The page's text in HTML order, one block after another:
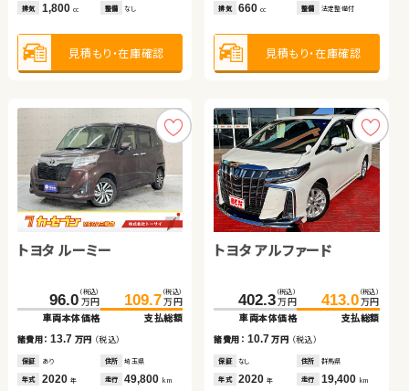
排気 1,800 cc 整備 なし
見積もり・在庫確認
排気 660cc 整備 法定整備付
見積もり・在庫確認
トヨタ ルーミー
96.0 （税込）
万円
車両本体価格
109.7 （税込）
万円
支払総額
諸費用：13.7 万円 （税込）
保証 あり 住所 埼玉県
年式 2020 年 走行 49,800 km
トヨタ アルファード
402.3 （税込）
万円
車両本体価格
413.0 （税込）
万円
支払総額
諸費用： 10.7万円 （税込）
保証 なし 住所 群馬県
年式 2020年 走行 19,400 km
排気 2,500 cc 整備 なし
見積もり・在庫確認
排気 660cc 整備 法定整備付
見積もり・在庫確認
ダイハツ ムーヴ
117.6 （税込）
万円
車両本体価格
125.7 （税込）
万円
支払総額
諸費用：8.1万円（税込）
保証 あり 住所 群馬県
年式 2019 年 走行 20,500 km
トヨタ ヴォクシー
356.0 （税込）
万円
車両本体価格
368.8 （税込）
万円
支払総額
諸費用： 12.8万円 （税込）
保証 あり 住所 宮城県
年式 2022年 走行 13,400 km
排気 660cc 整備 なし
見積もり・在庫確認
排気 1,800 整備 なし
見積もり・在庫確認
日産 エクストレイル
370.1 （税込）
万円
車両本体価格
380.2 （税込）
万円
支払総額
諸費用：10.1 万円 （税込）
保証 あり 住所 福島県
年式 2023 年 走行 27,000 km
トヨタ ノア ハイブリッド
383.2 （税込）
万円
車両本体価格
398.7 （税込）
万円
支払総額
諸費用： 15.5万円 （税込）
保証 あり 住所 茨城県
年式 2023年 走行 35,600 km